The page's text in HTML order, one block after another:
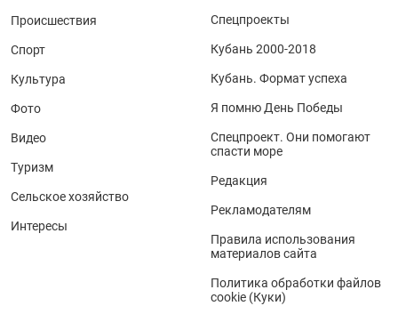
Происшествия
Спорт
Культура
Фото
Видео
Туризм
Сельское хозяйство
Интересы
Спецпроекты
Кубань 2000-2018
Кубань. Формат успеха
Я помню День Победы
Спецпроект. Они помогают
спасти море
Редакция
Рекламодателям
Правила использования
материалов сайта
Политика обработки файлов
cookie (Куки)